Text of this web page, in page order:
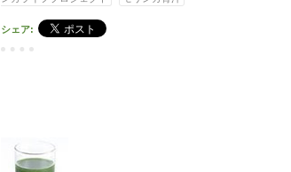
シェア: